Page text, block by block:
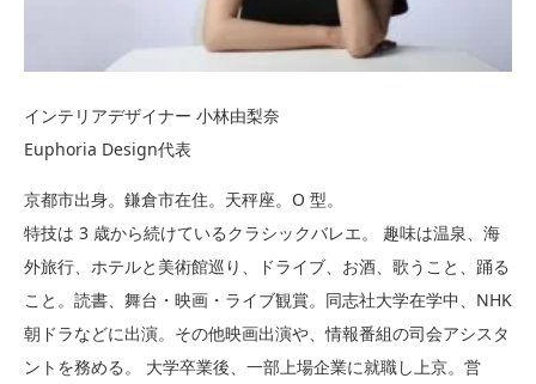
インテリアデザイナー 小林由梨奈
Euphoria Design代表
京都市出身。鎌倉市在住。天秤座。O 型。
特技は 3 歳から続けているクラシックバレエ。 趣味は温泉、海
外旅行、ホテルと美術館巡り、ドライブ、お酒、歌うこと、踊る
こと。読書、舞台・映画・ライブ観賞。同志社大学在学中、NHK
朝ドラなどに出演。その他映画出演や、情報番組の司会アシスタ
ントを務める。 大学卒業後、一部上場企業に就職し上京。営